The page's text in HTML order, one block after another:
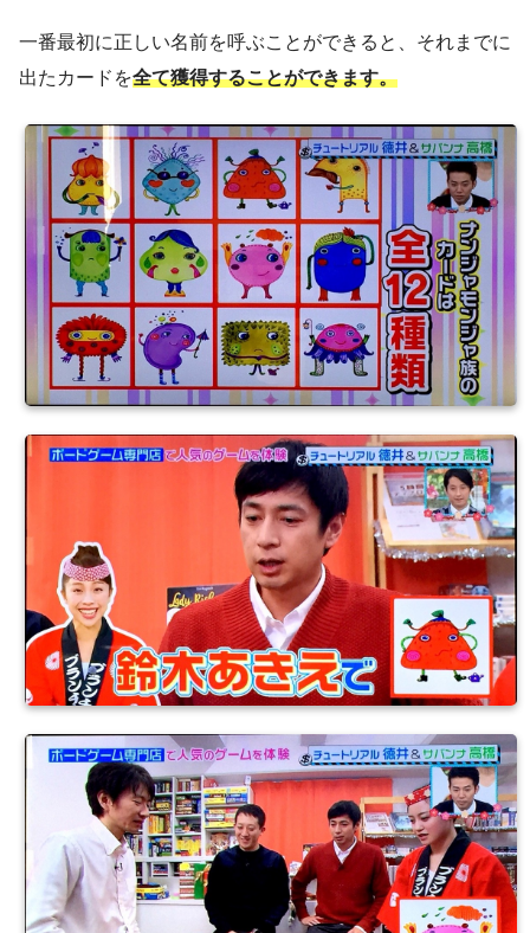
一番最初に正しい名前を呼ぶことができると、それまでに
出たカードを全て獲得することができます。